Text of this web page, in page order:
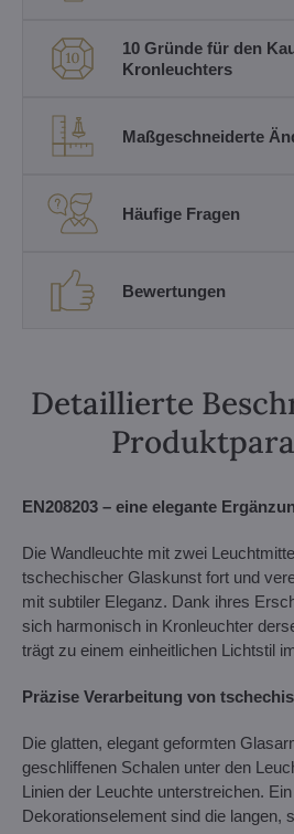
10 Gründe für den
Kronleuchters
Maßgeschneiderte
Häufige Fragen
Bewertungen
Detaillierte
EN208203 – eine elegante
Die Wandleuchte mit zwei
tschechischer Glaskunst fort und
mit subtiler Eleganz. Dank ihres
sich harmonisch in Kronleuchter
trägt zu einem einheitlichen Lichtstil
Präzise Verarbeitung von
Die glatten, elegant geformten
geschliffenen Schalen unter den
Linien der Leuchte unterstreichen.
Dekorationselement sind die langen,